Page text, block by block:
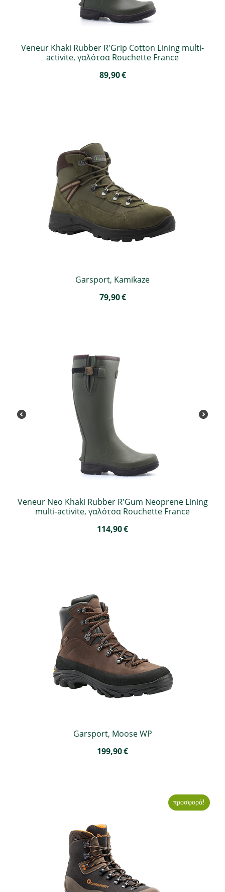
Veneur Khaki Rubber R'Grip Cotton Lining multi-
activite, γαλότσα Rouchette France
89,90€
Garsport, Kamikaze
79,90€
Veneur Neo Khaki Rubber R'Gum Neoprene Lining
multi-activite, γαλότσα Rouchette France
114,90€
Garsport, Moose WP
199,90€
προσφορά!